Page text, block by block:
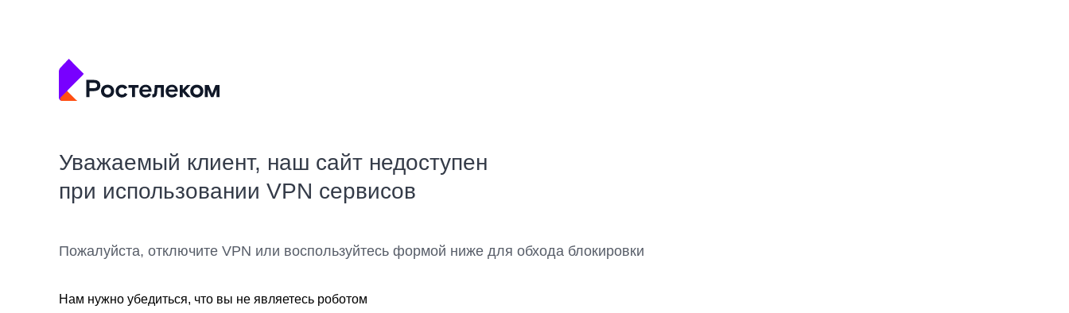
Уважаемый клиент, наш сайт недоступен
при использовании VPN сервисов
Пожалуйста, отключите VPN или воспользуйтесь формой ниже для обхода блокировки
Нам нужно убедиться, что вы не являетесь роботом